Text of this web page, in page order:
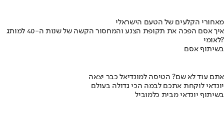
מאחורי הקלעים של הטעם הישראלי
איך אסם הפכה את תקופת הצנע והמחסור הקשה של שנות ה-40 למותג
לאומי?
בשיתוף אסם
אתם עוד לא שם? הטיסה למונדיאל כבר יצאה
יונדאי לוקחת אתכם לבמה הכי גדולה בעולם
בשיתוף יונדאי מבית כלמוביל